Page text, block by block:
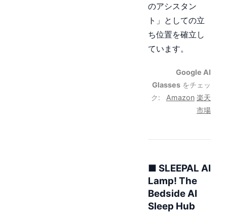
のアシスタン
ト」としての立
ち位置を確立し
ています。
Google AI
Glasses をチェッ
ク:
Amazon 楽天
市場
■ SLEEPAL AI
Lamp! The
Bedside AI
Sleep Hub